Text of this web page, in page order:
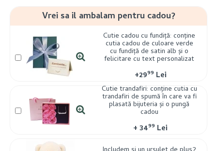
Vrei sa il ambalam pentru cadou?
Cutie cadou cu fundiță: conține
cutia cadou de culoare verde
cu fundiță de satin alb și o
felicitare cu text personalizat
+2999 Lei
Cutie trandafiri: conține cutia cu
trandafiri de spumă în care va fi
plasată bijuteria și o pungă
cadou
+3499 Lei